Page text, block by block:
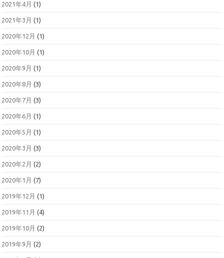
2021年4月 (1)
2021年3月 (1)
2020年12月 (1)
2020年10月 (1)
2020年9月 (1)
2020年8月 (3)
2020年7月 (3)
2020年6月 (1)
2020年5月 (1)
2020年3月 (3)
2020年2月 (2)
2020年1月 (7)
2019年12月 (1)
2019年11月 (4)
2019年10月 (2)
2019年9月 (2)